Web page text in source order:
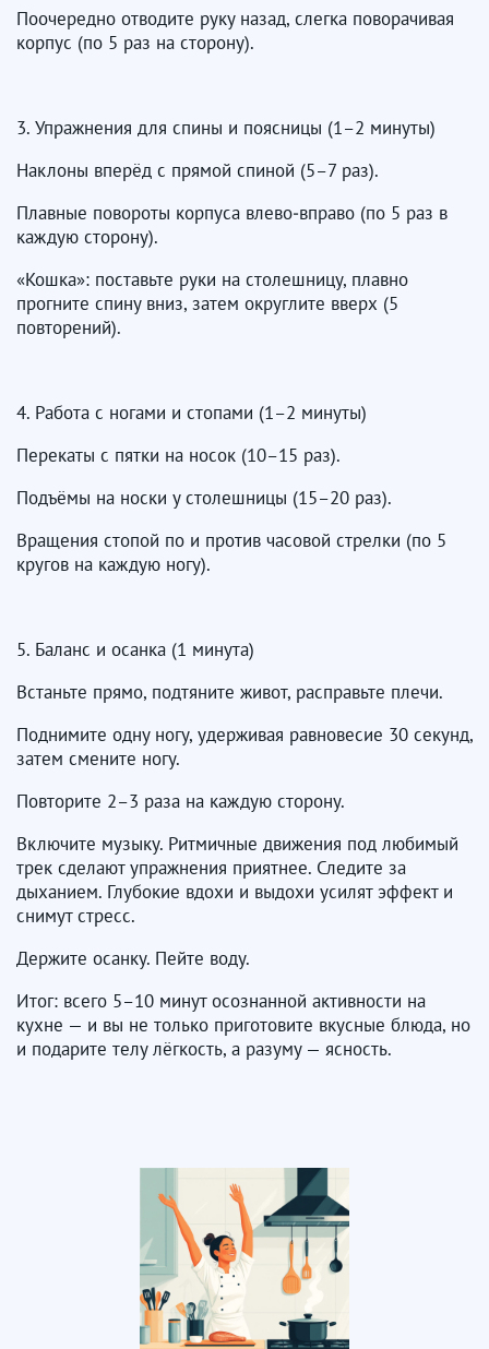
Поочередно отводите руку назад, слегка поворачивая
корпус (по 5 раз на сторону).
3. Упражнения для спины и поясницы (1–2 минуты)
Наклоны вперёд с прямой спиной (5–7 раз).
Плавные повороты корпуса влево‑вправо (по 5 раз в
каждую сторону).
«Кошка»: поставьте руки на столешницу, плавно
прогните спину вниз, затем округлите вверх (5
повторений).
4. Работа с ногами и стопами (1–2 минуты)
Перекаты с пятки на носок (10–15 раз).
Подъёмы на носки у столешницы (15–20 раз).
Вращения стопой по и против часовой стрелки (по 5
кругов на каждую ногу).
5. Баланс и осанка (1 минута)
Встаньте прямо, подтяните живот, расправьте плечи.
Поднимите одну ногу, удерживая равновесие 30 секунд,
затем смените ногу.
Повторите 2–3 раза на каждую сторону.
⁣Включите музыку. Ритмичные движения под любимый
трек сделают упражнения приятнее. Следите за
дыханием. Глубокие вдохи и выдохи усилят эффект и
снимут стресс.
Держите осанку. Пейте воду.
⁣Итог: всего 5–10 минут осознанной активности на
кухне — и вы не только приготовите вкусные блюда, но
и подарите телу лёгкость, а разуму — ясность.